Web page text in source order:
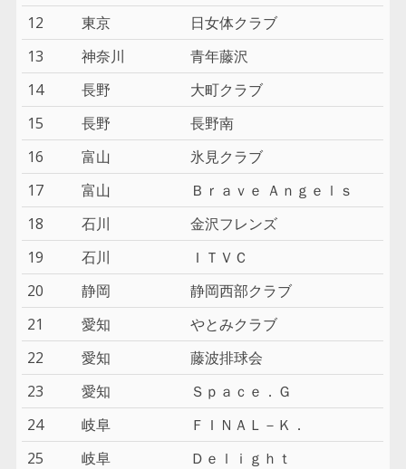
12
東京
日女体クラブ
13
神奈川
青年藤沢
14
長野
大町クラブ
15
長野
長野南
16
富山
氷見クラブ
17
富山
Ｂｒａｖｅ Ａｎｇｅｌｓ
18
石川
金沢フレンズ
19
石川
ＩＴＶＣ
20
静岡
静岡西部クラブ
21
愛知
やとみクラブ
22
愛知
藤波排球会
23
愛知
Ｓｐａｃｅ．Ｇ
24
岐阜
ＦＩＮＡＬ－Ｋ．
25
岐阜
Ｄｅｌｉｇｈｔ